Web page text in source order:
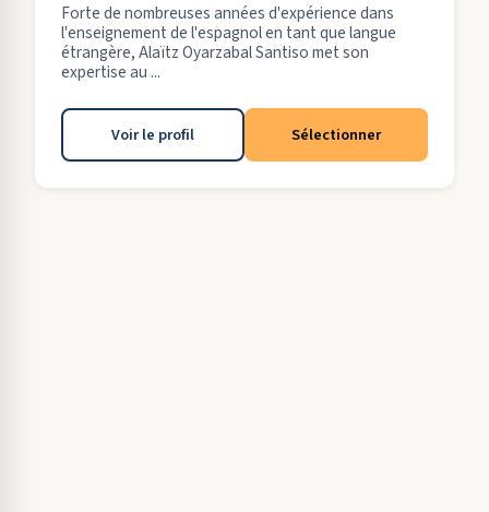
Forte de nombreuses années d'expérience dans
l'enseignement de l'espagnol en tant que langue
étrangère, Alaïtz Oyarzabal Santiso met son
expertise au ...
Voir le profil Sélectionner